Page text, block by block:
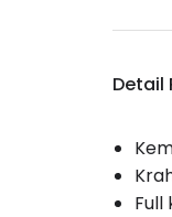
Detail
Full